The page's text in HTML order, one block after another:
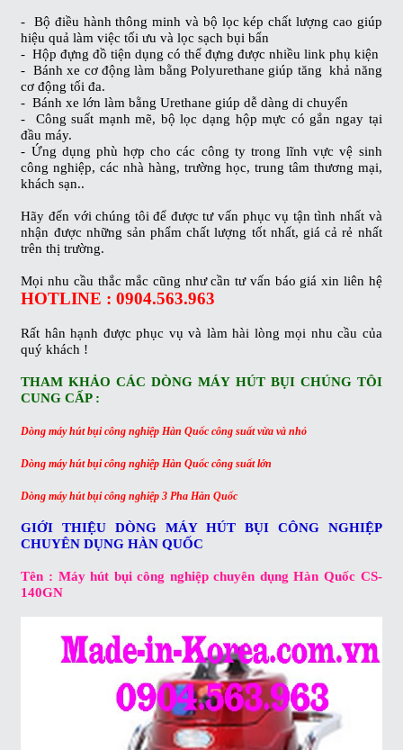
- Bộ điều hành thông minh và bộ lọc kép chất lượng cao giúp
hiệu quả làm việc tối ưu và lọc sạch bụi bẩn
- Hộp đựng đồ tiện dụng có thể đựng được nhiều link phụ kiện
- Bánh xe cơ động làm bằng Polyurethane giúp tăng khả năng
cơ động tối đa.
- Bánh xe lớn làm bằng Urethane giúp dễ dàng di chuyển
- Công suất mạnh mẽ, bộ lọc dạng hộp mực có gắn ngay tại
đầu máy.
- Ứng dụng phù hợp cho các công ty trong lĩnh vực vệ sinh
công nghiệp, các nhà hàng, trường học, trung tâm thương mại,
khách sạn..
Hãy đến với chúng tôi để được tư vấn phục vụ tận tình nhất và
nhận được những sản phẩm chất lượng tốt nhất, giá cả rẻ nhất
trên thị trường.
Mọi nhu cầu thắc mắc cũng như cần tư vấn báo giá xin liên hệ
HOTLINE : 0904.563.963
Rất hân hạnh được phục vụ và làm hài lòng mọi nhu cầu của
quý khách !
THAM KHẢO CÁC DÒNG MÁY HÚT BỤI CHÚNG TÔI
CUNG CẤP :
Dòng máy hút bụi công nghiệp Hàn Quốc công suất vừa và nhỏ
Dòng máy hút bụi công nghiệp Hàn Quốc công suất lớn
Dòng máy hút bụi công nghiệp 3 Pha Hàn Quốc
GIỚI THIỆU DÒNG MÁY HÚT BỤI CÔNG NGHIỆP
CHUYÊN DỤNG HÀN QUỐC
Tên : Máy hút bụi công nghiệp chuyên dụng Hàn Quốc CS-
140GN